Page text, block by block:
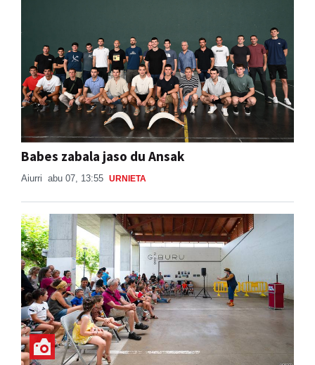
Babes zabala jaso du Ansak
Aiurri abu 07, 13:55 URNIETA